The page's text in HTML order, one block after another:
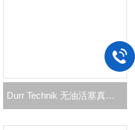
Durr Technik 无油活塞真空泵